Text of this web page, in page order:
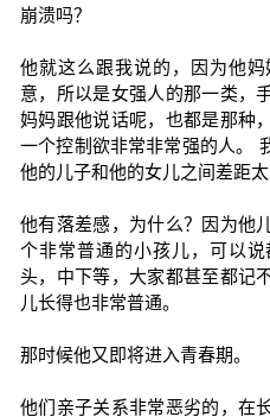
崩溃吗？
他就这么跟我说的，因为他
意，所以是女强人的那一类，
妈妈跟他说话呢，也都是那种
一个控制欲非常非常强的人。
他的儿子和他的女儿之间差距太
他有落差感，为什么？因为他
个非常普通的小孩儿，可以
头，中下等，大家都甚至都记
儿长得也非常普通。
那时候他又即将进入青春期。
他们亲子关系非常恶劣的，在